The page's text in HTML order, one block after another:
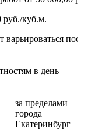
руб./куб.м.
после
в день
за пределами
города
Екатеринбург